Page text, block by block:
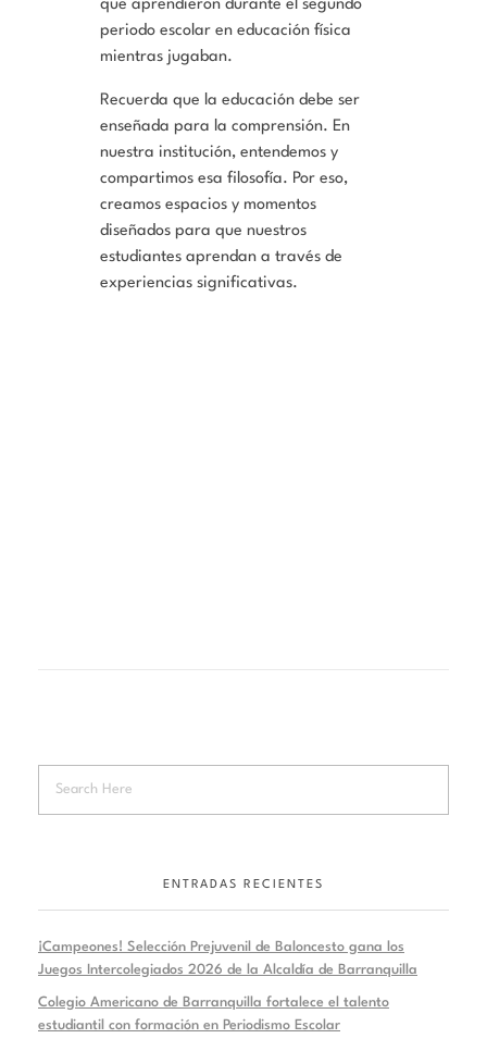
que aprendieron durante el segundo
periodo escolar en educación física
mientras jugaban.
Recuerda que la educación debe ser
enseñada para la comprensión. En
nuestra institución, entendemos y
compartimos esa filosofía. Por eso,
creamos espacios y momentos
diseñados para que nuestros
estudiantes aprendan a través de
experiencias significativas.
ENTRADAS RECIENTES
¡Campeones! Selección Prejuvenil de Baloncesto gana los
Juegos Intercolegiados 2026 de la Alcaldía de Barranquilla
Colegio Americano de Barranquilla fortalece el talento
estudiantil con formación en Periodismo Escolar